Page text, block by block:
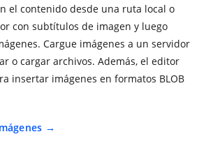
el contenido desde una ruta local o
con subtítulos de imagen y luego
Cargue imágenes a un servidor
o cargar archivos. Además, el editor
insertar imágenes en formatos BLOB